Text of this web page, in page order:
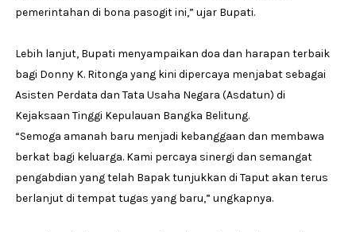
pemerintahan di bona pasogit ini,” ujar Bupati.
Lebih lanjut, Bupati menyampaikan doa dan harapan terbaik
bagi Donny K. Ritonga yang kini dipercaya menjabat sebagai
Asisten Perdata dan Tata Usaha Negara (Asdatun) di
Kejaksaan Tinggi Kepulauan Bangka Belitung.
“Semoga amanah baru menjadi kebanggaan dan membawa
berkat bagi keluarga. Kami percaya sinergi dan semangat
pengabdian yang telah Bapak tunjukkan di Taput akan terus
berlanjut di tempat tugas yang baru,” ungkapnya.